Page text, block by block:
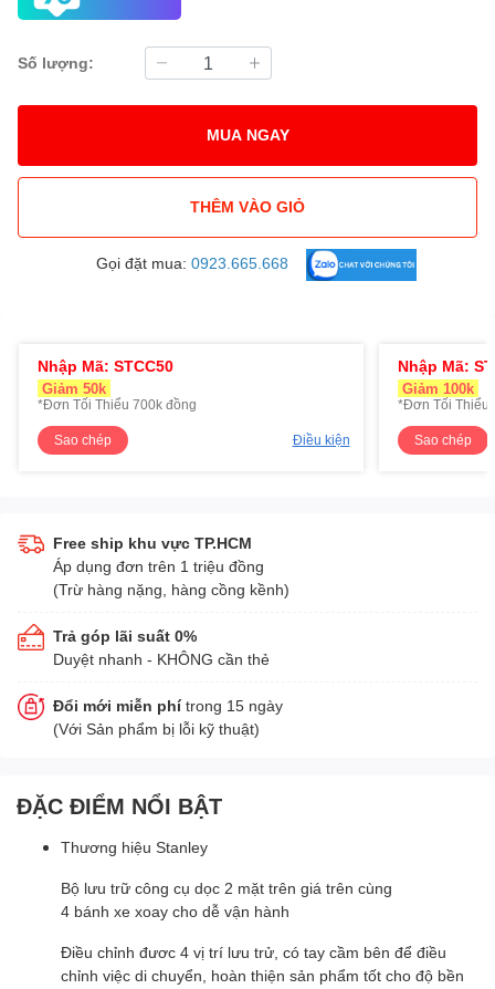
Số lượng:
MUA NGAY
THÊM VÀO GIỎ
Gọi đặt mua: 0923.665.668
Nhập Mã: STCC50
Giảm 50k
*Đơn Tối Thiểu 700k đồng
Sao chép Điều kiện
Nhập Mã:
Giảm 100k
*Đơn Tối Thiểu
Sao chép
Free ship khu vực TP.HCM
Áp dụng đơn trên 1 triệu đồng
(Trừ hàng nặng, hàng cồng kềnh)
Trả góp lãi suất 0%
Duyệt nhanh - KHÔNG cần thẻ
Đổi mới miễn phítrong 15 ngày
(Với Sản phẩm bị lỗi kỹ thuật)
ĐẶC ĐIỂM NỔI BẬT
Thương hiệu Stanley
Bộ lưu trữ công cụ dọc 2 mặt trên giá trên cùng
4 bánh xe xoay cho dễ vận hành
Điều chỉnh đươc 4 vị trí lưu trử, có tay cầm bên để điều
chỉnh việc di chuyển, hoàn thiện sản phẩm tốt cho độ bền